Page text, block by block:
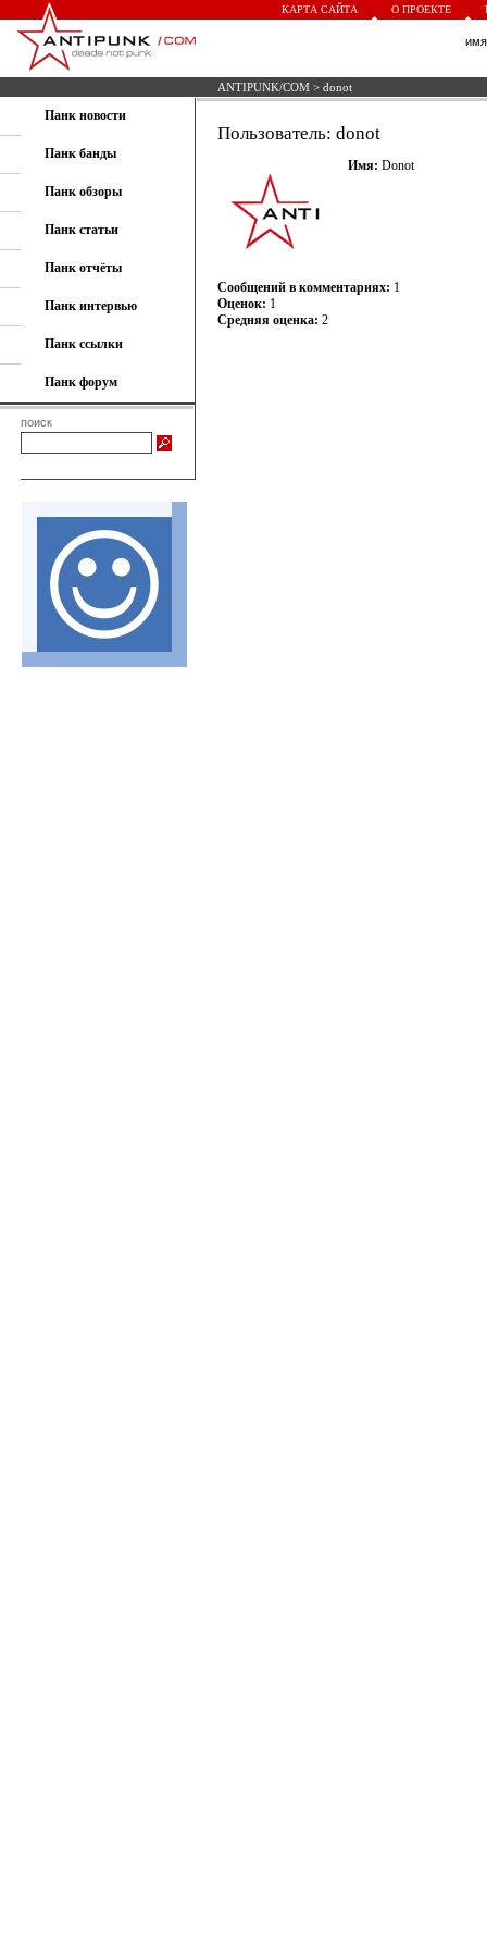
КАРТА САЙТА О ПРОЕКТЕ
ANTIPUNK/COM > donot
Панк новости
Панк банды
Панк обзоры
Панк статьи
Панк отчёты
Панк интервью
Панк ссылки
Панк форум
поиск
Пользователь: donot
Имя: Donot
Сообщений в комментариях: 1
Оценок: 1
Средняя оценка: 2